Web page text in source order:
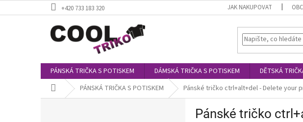
na
+420 733 183 320 JAK NAKUPOVAT
PÁNSKÁ TRIČKA S POTISKEM DÁMSKÁ TRIČKA S POTISKEM DĚTSKÁ
Domů PÁNSKÁ TRIČKA S POTISKEM Pánské tričko ctrl+alt+del - Delete your
Pánské tričko